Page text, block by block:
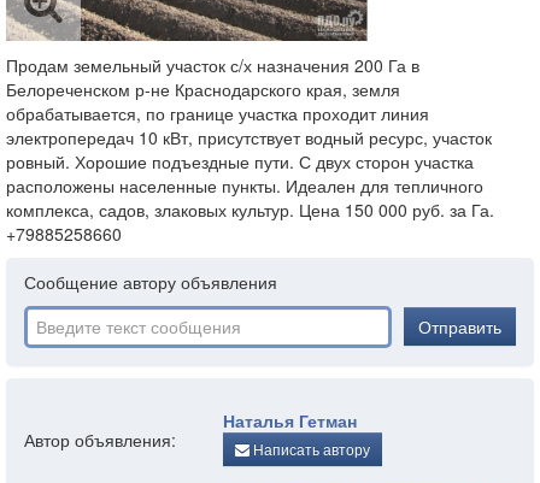
Продам земельный участок с/х назначения 200 Га в
Белореченском р-не Краснодарского края, земля
обрабатывается, по границе участка проходит линия
электропередач 10 кВт, присутствует водный ресурс, участок
ровный. Хорошие подъездные пути. С двух сторон участка
расположены населенные пункты. Идеален для тепличного
комплекса, садов, злаковых культур. Цена 150 000 руб. за Га.
+79885258660
Сообщение автору объявления
Отправить
Автор объявления:
Наталья Гетман
Написать автору